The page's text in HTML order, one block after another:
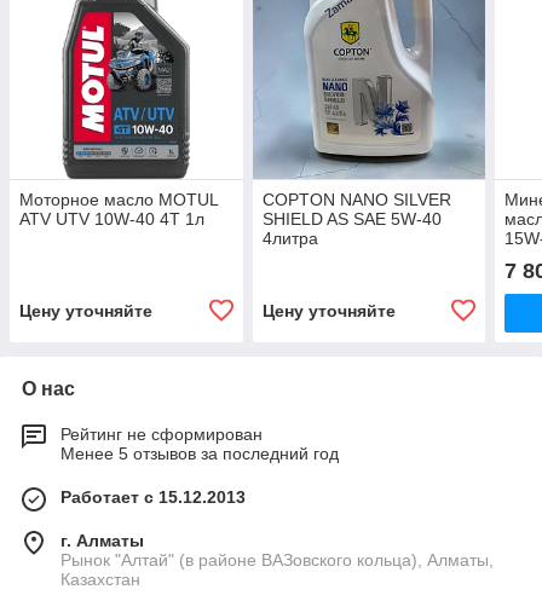
Моторное масло MOTUL
ATV UTV 10W-40 4T 1л
Цену уточняйте
COPTON NANO SILVER
SHIELD AS SAE 5W-40
4литра
Цену уточняйте
7
О нас
Рейтинг не сформирован
Менее 5 отзывов за последний год
Работает с 15.12.2013
г. Алматы
Рынок "Алтай" (в районе ВАЗовского кольца), Алматы,
Казахстан